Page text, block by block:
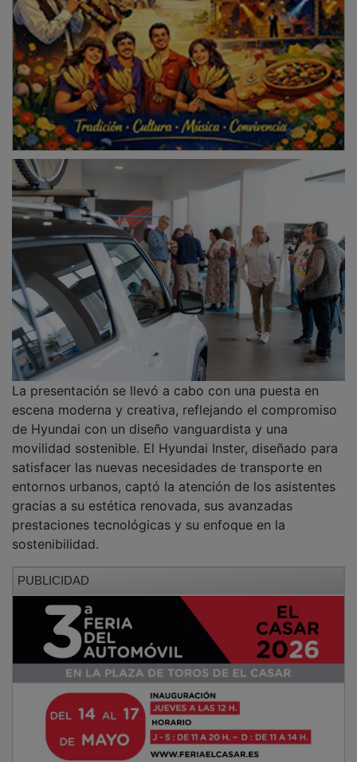
La presentación se llevó a cabo con una puesta en
escena moderna y creativa, reflejando el compromiso
de Hyundai con un diseño vanguardista y una
movilidad sostenible. El Hyundai Inster, diseñado para
satisfacer las nuevas necesidades de transporte en
entornos urbanos, captó la atención de los asistentes
gracias a su estética renovada, sus avanzadas
prestaciones tecnológicas y su enfoque en la
sostenibilidad.
PUBLICIDAD